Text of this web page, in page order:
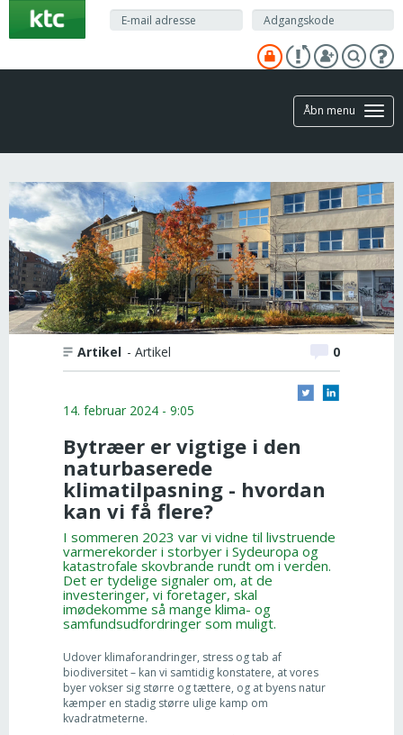
hovedindhold
Åbn menu
Artikel - Artikel 0
14. februar 2024 - 9:05
Bytræer er vigtige i den
naturbaserede
klimatilpasning - hvordan
kan vi få flere?
I sommeren 2023 var vi vidne til livstruende
varmerekorder i storbyer i Sydeuropa og
katastrofale skovbrande rundt om i verden.
Det er tydelige signaler om, at de
investeringer, vi foretager, skal
imødekomme så mange klima- og
samfundsudfordringer som muligt.
Udover klimaforandringer, stress og tab af
biodiversitet – kan vi samtidig konstatere, at vores
byer vokser sig større og tættere, og at byens natur
kæmper en stadig større ulige kamp om
kvadratmeterne.